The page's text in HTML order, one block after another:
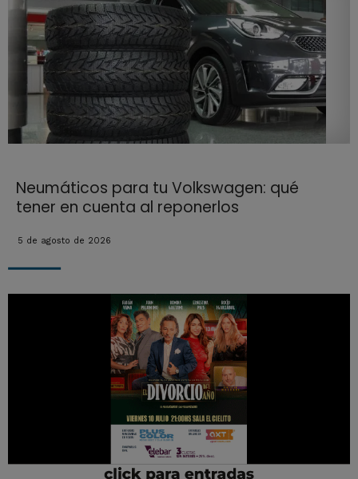
Neumáticos para tu Volkswagen: qué
tener en cuenta al reponerlos
5 de agosto de 2026